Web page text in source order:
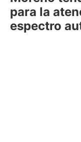
para la
espectro